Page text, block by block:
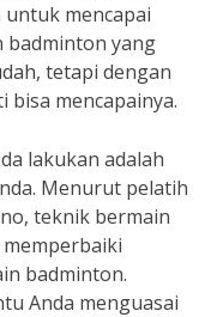
mencapai
badminton yang
tetapi dengan
bisa mencapainya.
lakukan adalah
Menurut pelatih
teknik bermain
badminton.
Anda menguasai